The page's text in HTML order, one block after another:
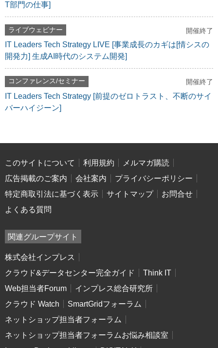
T部門の仕事]
ライブウェビナー 開催終了
IT Leaders Tech Strategy LIVE [事業成長のカギは[情シスの
開発力] 生成AI時代のシステム開発]
コンファレンス/セミナー 開催終了
IT Leaders Tech Strategy [前提のゼロトラスト、不断のサイ
バーハイジーン]
このサイトについて 利用規約
メルマガ購読
広告掲載のご案内
会社案内
プライバシーポリシー
特定商取引法に基づく表示
サイトマップ
お問合せ
よくある質問
関連グループサイト
株式会社インプレス
クラウド&データセンター完全ガイド
Think IT
Web担当者Forum
インプレス総合研究所
クラウド Watch
SmartGridフォーラム
ネットショップ担当者フォーラム
ネットショップ担当者フォーラムお悩み相談室